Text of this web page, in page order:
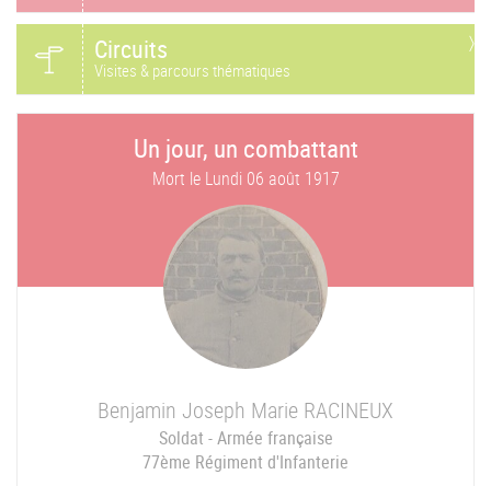
Circuits
Visites & parcours thématiques
Un jour, un combattant
Mort le Lundi 06 août 1917
Benjamin Joseph Marie RACINEUX
Soldat - Armée française
77ème Régiment d'Infanterie